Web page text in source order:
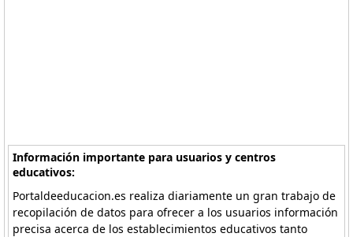
Información importante para usuarios y centros
educativos:
Portaldeeducacion.es realiza diariamente un gran trabajo de
recopilación de datos para ofrecer a los usuarios información
precisa acerca de los establecimientos educativos tanto